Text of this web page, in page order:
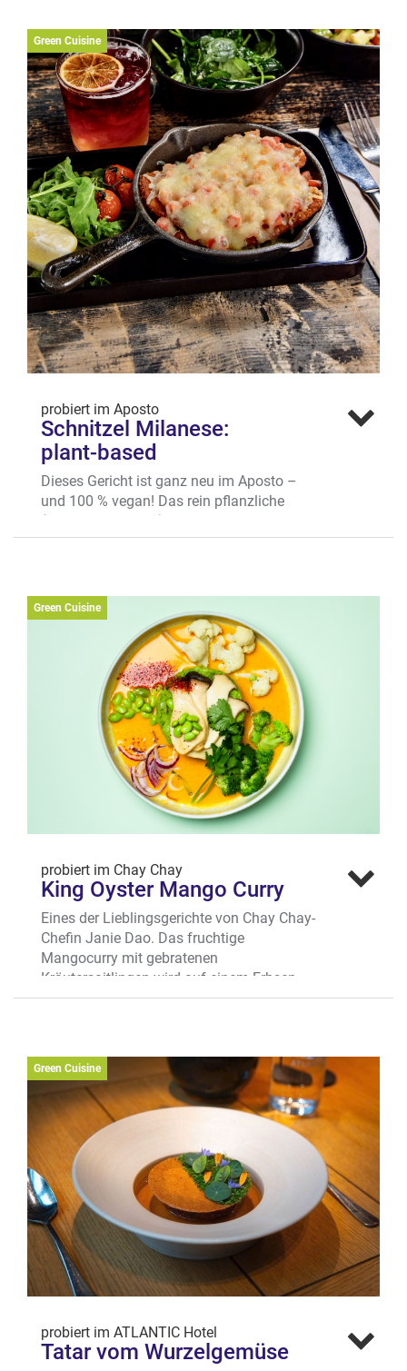
Green Cuisine
probiert im Aposto
Schnitzel Milanese:
plant-based
Dieses Gericht ist ganz neu im Aposto –
und 100 % vegan! Das rein pflanzliche
Weizen-Proteinen gefertigt und muss sich
Käse überbacken, kommen hier (nicht nur)
Freunde der pflanzlichen Kost auf ihre
Kosten. „Mir schmeckt‘s“, sagt Aposto-
Betriebsleiter Gio.
Wo? Alter Steinweg 21, Salzstraßenviertel
Green Cuisine
probiert im Chay Chay
King Oyster Mango Curry
Eines der Lieblingsgerichte von Chay Chay-
Chefin Janie Dao. Das fruchtige
Mangocurry mit gebratenen
Kräutersaitlingen wird auf einem Erbsen-
Edamame-Pürree angerichtet – und ist wie
Mehr erfahren
Green Cuisine
probiert im ATLANTIC Hotel
Tatar vom Wurzelgemüse